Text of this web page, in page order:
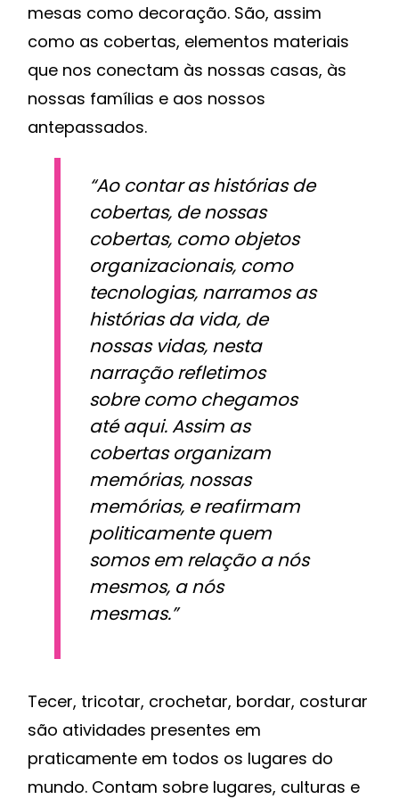
mesas como decoração. São, assim
como as cobertas, elementos materiais
que nos conectam às nossas casas, às
nossas famílias e aos nossos
antepassados.
“Ao contar as histórias de
cobertas, de nossas
cobertas, como objetos
organizacionais, como
tecnologias, narramos as
histórias da vida, de
nossas vidas, nesta
narração refletimos
sobre como chegamos
até aqui. Assim as
cobertas organizam
memórias, nossas
memórias, e reafirmam
politicamente quem
somos em relação a nós
mesmos, a nós
mesmas.”
Tecer, tricotar, crochetar, bordar, costurar
são atividades presentes em
praticamente em todos os lugares do
mundo. Contam sobre lugares, culturas e